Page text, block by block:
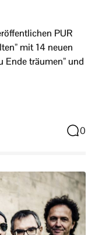
PUR
mit 14 neuen
Ende träumen” und
0